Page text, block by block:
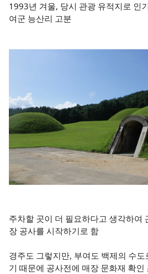
1993년 겨울, 당시 관광 유적지로 인
여군 능산리 고분
주차할 곳이 더 필요하다고 생각하여
장 공사를 시작하기로 함
경주도 그렇지만, 부여도 백제의 수도
기 때문에 공사전에 매장 문화재 확인